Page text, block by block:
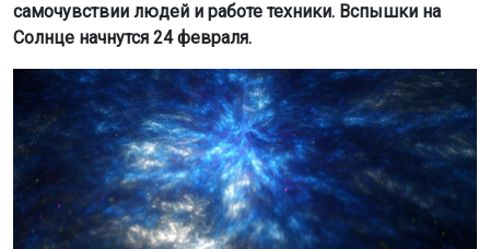
самочувствии людей и работе техники. Вспышки на
Солнце начнутся 24 февраля.